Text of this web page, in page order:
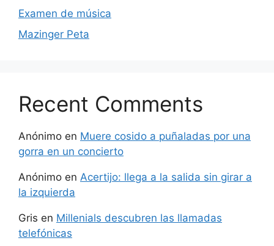
Examen de música
Mazinger Peta
Recent Comments
Anónimo en Muere cosido a puñaladas por una
gorra en un concierto
Anónimo en Acertijo: llega a la salida sin girar a
la izquierda
Gris en Millenials descubren las llamadas
telefónicas